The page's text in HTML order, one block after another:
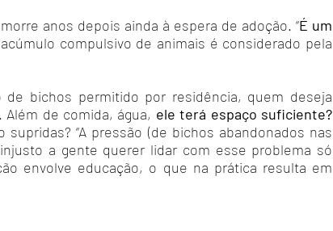
anos depois ainda à espera de adoção. “É um
compulsivo de animais é considerado pela
bichos permitido por residência, quem deseja
de comida, água, ele terá espaço suficiente?
“A pressão (de bichos abandonados nas
a gente querer lidar com esse problema só
envolve educação, o que na prática resulta em